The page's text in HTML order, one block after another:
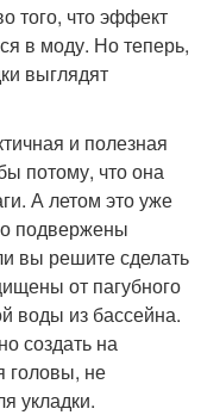
того, что эффект
в моду. Но теперь,
выглядят
и полезная
потому, что она
А летом это уже
подвержены
вы решите сделать
от пагубного
воды из бассейна.
создать на
головы, не
укладки.